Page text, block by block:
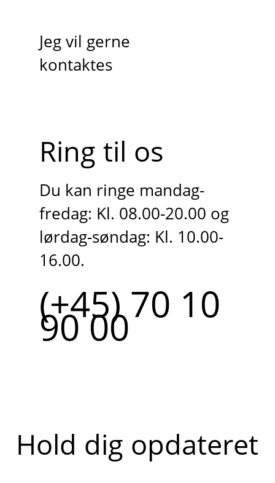
Jeg vil gerne
kontaktes
Ring til os
Du kan ringe mandag-
fredag: Kl. 08.00-20.00 og
lørdag-søndag: Kl. 10.00-
16.00.
(+45) 70 10
90 00
Hold dig opdateret